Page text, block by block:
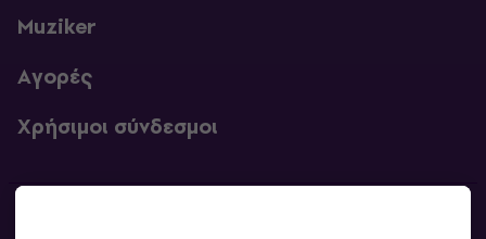
Muziker
Αγορές
Χρήσιμοι σύνδεσμοι